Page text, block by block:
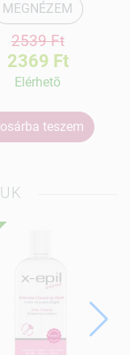
MEGNÉZEM
2539 Ft
2369 Ft
Elérhetõ
teszem